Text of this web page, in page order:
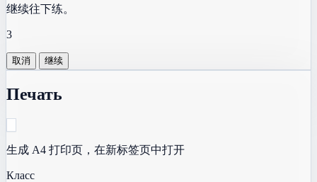
继续往下练。
3
取消 继续
Печать
生成 A4 打印页，在新标签页中打开
Класс